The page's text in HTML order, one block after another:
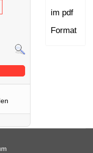
im pdf
Format